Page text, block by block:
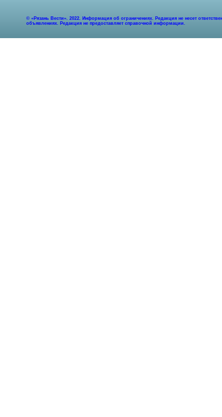
© «Рязань Вести». 2022. Информация об ограничениях. Редакция не несет
объявлениях. Редакция не предоставляет справочной информации.